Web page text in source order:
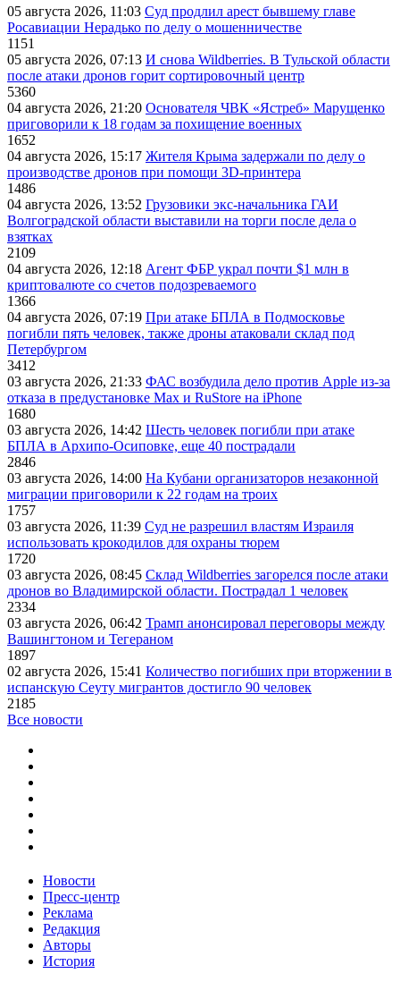
05 августа 2026, 11:03 Суд продлил арест бывшему главе
Росавиации Нерадько по делу о мошенничестве
1151
05 августа 2026, 07:13 И снова Wildberries. В Тульской области
после атаки дронов горит сортировочный центр
5360
04 августа 2026, 21:20 Основателя ЧВК «Ястреб» Марущенко
приговорили к 18 годам за похищение военных
1652
04 августа 2026, 15:17 Жителя Крыма задержали по делу о
производстве дронов при помощи 3D‑принтера
1486
04 августа 2026, 13:52 Грузовики экс-начальника ГАИ
Волгоградской области выставили на торги после дела о
взятках
2109
04 августа 2026, 12:18 Агент ФБР украл почти $1 млн в
криптовалюте со счетов подозреваемого
1366
04 августа 2026, 07:19 При атаке БПЛА в Подмосковье
погибли пять человек, также дроны атаковали склад под
Петербургом
3412
03 августа 2026, 21:33 ФАС возбудила дело против Apple из-за
отказа в предустановке Max и RuStore на iPhone
1680
03 августа 2026, 14:42 Шесть человек погибли при атаке
БПЛА в Архипо-Осиповке, еще 40 пострадали
2846
03 августа 2026, 14:00 На Кубани организаторов незаконной
миграции приговорили к 22 годам на троих
1757
03 августа 2026, 11:39 Суд не разрешил властям Израиля
использовать крокодилов для охраны тюрем
1720
03 августа 2026, 08:45 Склад Wildberries загорелся после атаки
дронов во Владимирской области. Пострадал 1 человек
2334
03 августа 2026, 06:42 Трамп анонсировал переговоры между
Вашингтоном и Тегераном
1897
02 августа 2026, 15:41 Количество погибших при вторжении в
испанскую Сеуту мигрантов достигло 90 человек
2185
Все новости
Новости
Пресс-центр
Реклама
Редакция
Авторы
История